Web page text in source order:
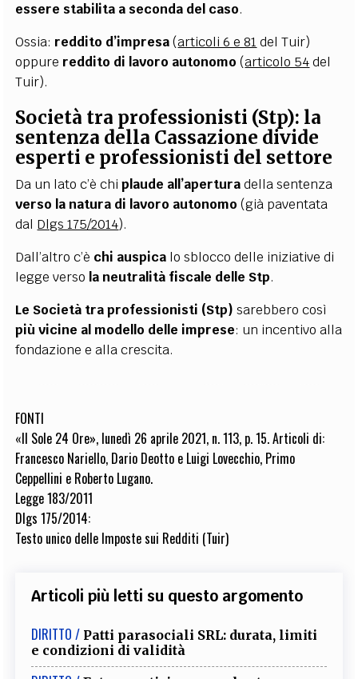
essere stabilita a seconda del caso.
Ossia: reddito d’impresa(articoli 6 e 81 del Tuir)
oppure reddito di lavoro autonomo (articolo 54del
Tuir).
Società tra professionisti (Stp): la
sentenza della Cassazione divide
esperti e professionisti del settore
Da un lato c’è chiplaude all’aperturadella sentenza
verso la natura di lavoro autonomo (già paventata
dal Dlgs 175/2014).
Dall’altro c’è chi auspica lo sblocco delle iniziative di
legge verso la neutralità fiscale delle Stp.
Le Società tra professionisti (Stp) sarebbero così
più vicine al modello delle imprese: un incentivo alla
fondazione e alla crescita.
FONTI
«Il Sole 24 Ore», lunedì 26 aprile 2021, n. 113, p. 15. Articoli di:
Francesco Nariello, Dario Deotto e Luigi Lovecchio, Primo
Ceppellini e Roberto Lugano.
Legge 183/2011
Dlgs 175/2014:
Testo unico delle Imposte sui Redditi (Tuir)
Articoli più letti su questo argomento
DIRITTO / Patti parasociali SRL: durata, limiti
e condizioni di validità